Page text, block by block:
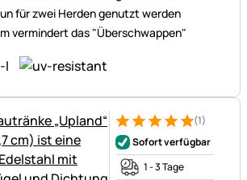
für zwei Herden genutzt werden
vermindert das "Überschwappen"
Bewertung: 5 von 5 (1
1 Bewertung
(1)
Sofort verfügbar
1 - 3 Tage